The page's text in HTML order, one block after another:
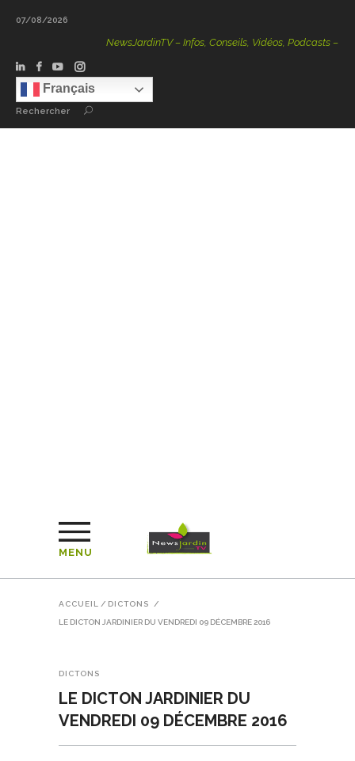
07/08/2026
NewsJardinTV – Infos, Conseils, Vidéos, Podcasts – 100 %
Français
Rechercher
MENU
ACCUEIL / DICTONS /
LE DICTON JARDINIER DU VENDREDI 09 DÉCEMBRE 2016
DICTONS
LE DICTON JARDINIER DU
VENDREDI 09 DÉCEMBRE 2016